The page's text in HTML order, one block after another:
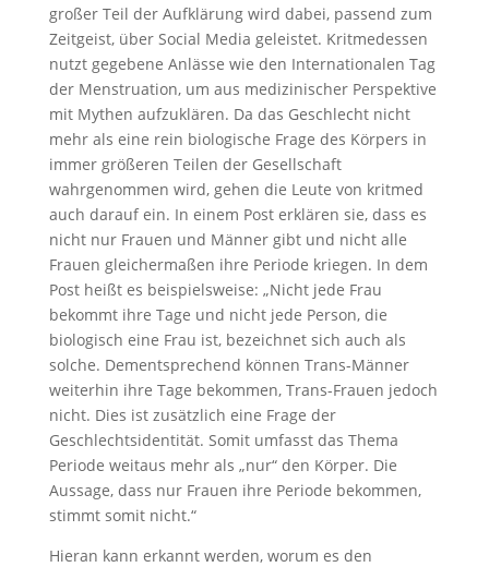
großer Teil der Aufklärung wird dabei, passend zum
Zeitgeist, über Social Media geleistet. Kritmedessen
nutzt gegebene Anlässe wie den Internationalen Tag
der Menstruation, um aus medizinischer Perspektive
mit Mythen aufzuklären. Da das Geschlecht nicht
mehr als eine rein biologische Frage des Körpers in
immer größeren Teilen der Gesellschaft
wahrgenommen wird, gehen die Leute von kritmed
auch darauf ein. In einem Post erklären sie, dass es
nicht nur Frauen und Männer gibt und nicht alle
Frauen gleichermaßen ihre Periode kriegen. In dem
Post heißt es beispielsweise: „Nicht jede Frau
bekommt ihre Tage und nicht jede Person, die
biologisch eine Frau ist, bezeichnet sich auch als
solche. Dementsprechend können Trans-Männer
weiterhin ihre Tage bekommen, Trans-Frauen jedoch
nicht. Dies ist zusätzlich eine Frage der
Geschlechtsidentität. Somit umfasst das Thema
Periode weitaus mehr als „nur“ den Körper. Die
Aussage, dass nur Frauen ihre Periode bekommen,
stimmt somit nicht.“
Hieran kann erkannt werden, worum es den